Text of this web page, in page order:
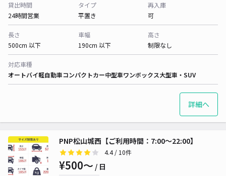
貸出時間
24時間営業
タイプ
平置き
再入庫
可
長さ
500cm 以下
車幅
190cm 以下
高さ
制限なし
対応車種
オートバイ軽自動車コンパクトカー中型車ワンボックス大型車・SUV
詳細へ
PNP松山城西【ご利用時間：7:00～22:00】
4.4/ 10件
¥500〜 / 日